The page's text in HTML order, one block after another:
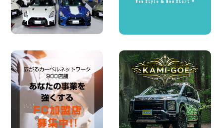
★五所川原の夏を100円レンタカーで満
喫しよう!★ 青森県 五所川原店
2026年08月01日